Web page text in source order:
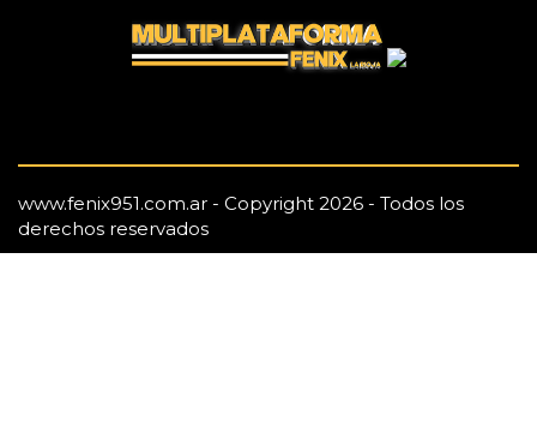
www.fenix951.com.ar - Copyright 2026 - Todos los
derechos reservados